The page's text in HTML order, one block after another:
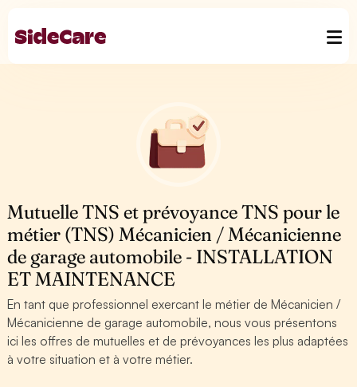
Mutuelle TNS et prévoyance TNS pour le
métier (TNS) Mécanicien / Mécanicienne
de garage automobile - INSTALLATION
ET MAINTENANCE
En tant que professionnel exercant le métier de Mécanicien /
Mécanicienne de garage automobile, nous vous présentons
ici les offres de mutuelles et de prévoyances les plus adaptées
à votre situation et à votre métier.